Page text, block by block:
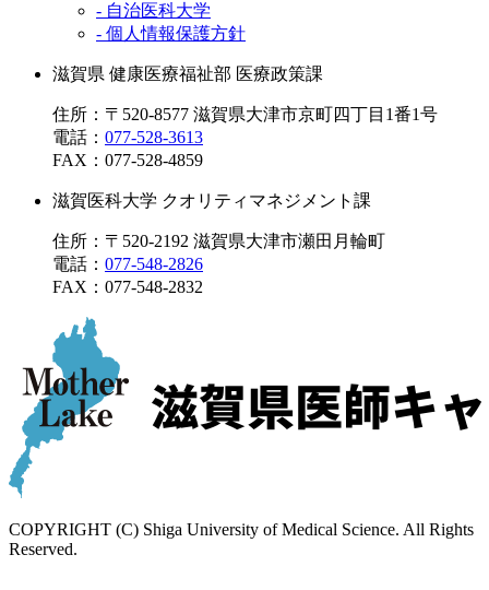
- 自治医科大学
- 個人情報保護方針
滋賀県 健康医療福祉部 医療政策課
住所：〒520-8577 滋賀県大津市京町四丁目1番1号
電話： 077-528-3613
FAX： 077-528-4859
滋賀医科大学 クオリティマネジメント課
住所：〒520-2192 滋賀県大津市瀬田月輪町
電話： 077-548-2826
FAX： 077-548-2832
COPYRIGHT (C) Shiga University of Medical Science. All Rights
Reserved.